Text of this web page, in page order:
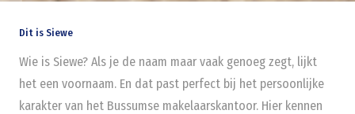
Dit is Siewe
Wie is Siewe? Als je de naam maar vaak genoeg zegt, lijkt
het een voornaam. En dat past perfect bij het persoonlijke
karakter van het Bussumse makelaarskantoor. Hier kennen